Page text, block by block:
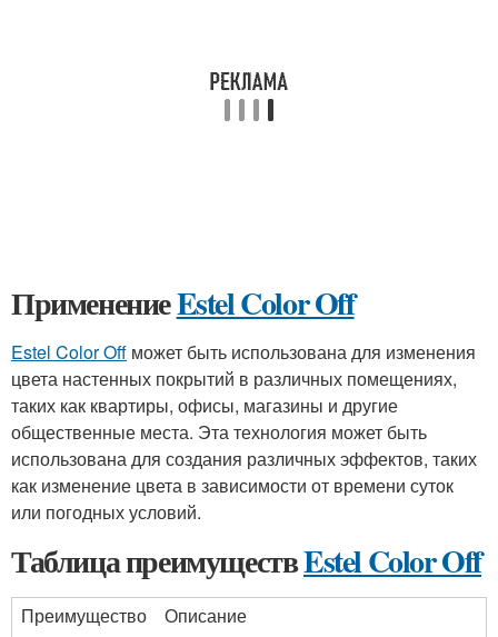
ПрименениеEstel Color Off
Estel Color Off может быть использована для изменения
цвета настенных покрытий в различных помещениях,
таких как квартиры, офисы, магазины и другие
общественные места. Эта технология может быть
использована для создания различных эффектов, таких
как изменение цвета в зависимости от времени суток
или погодных условий.
Таблица преимуществEstel Color Off
Преимущество Описание